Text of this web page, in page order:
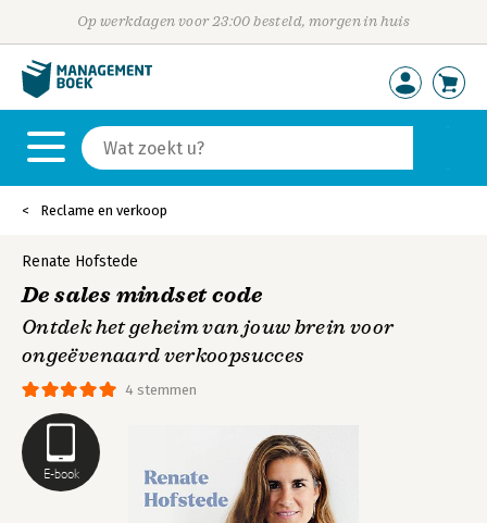
Op werkdagen voor 23:00 besteld, morgen in huis
Reclame en verkoop
E-book
4 stemmen
Renate Hofstede
De sales mindset code
Ontdek het geheim van jouw brein voor
ongeëvenaard verkoopsucces